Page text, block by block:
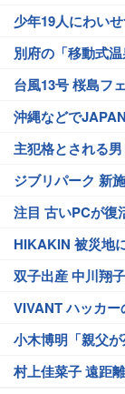
少年19人にわい
別府の「移動式
台風13号 桜島フ
沖縄などで
主犯格とされる
ジブリパーク 新
注目 古いPCが復
HIKAKIN 被災地
双子出産 中川翔
VIVANT ハッカ
小木博明「親父
村上佳菜子 遠距